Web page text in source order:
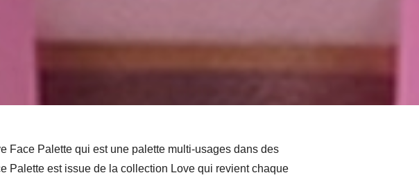
Face Palette qui est une palette multi-usages dans des
Palette est issue de la collection Love qui revient chaque